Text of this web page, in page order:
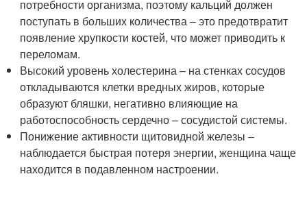
потребности организма, поэтому кальций должен
поступать в больших количества – это предотвратит
появление хрупкости костей, что может приводить к
переломам.
Высокий уровень холестерина – на стенках сосудов
откладываются клетки вредных жиров, которые
образуют бляшки, негативно влияющие на
работоспособность сердечно – сосудистой системы.
Понижение активности щитовидной железы –
наблюдается быстрая потеря энергии, женщина чаще
находится в подавленном настроении.